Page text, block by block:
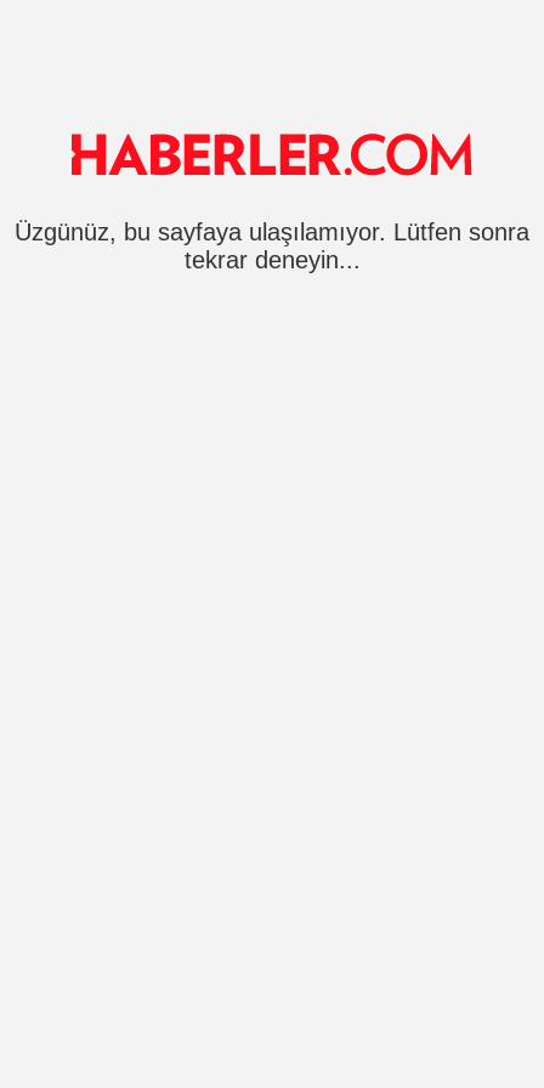
Üzgünüz, bu sayfaya ulaşılamıyor. Lütfen sonra
tekrar deneyin...